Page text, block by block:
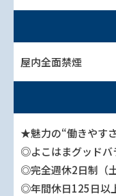
屋内全面禁煙
★魅力の“働きやす
◎よこはまグッド
◎完全週休2日制（土
◎年間休日125日以